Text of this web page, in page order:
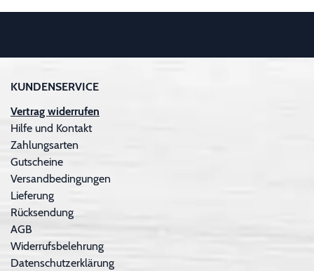
KUNDENSERVICE
Vertrag widerrufen
Hilfe und Kontakt
Zahlungsarten
Gutscheine
Versandbedingungen
Lieferung
Rücksendung
AGB
Widerrufsbelehrung
Datenschutzerklärung